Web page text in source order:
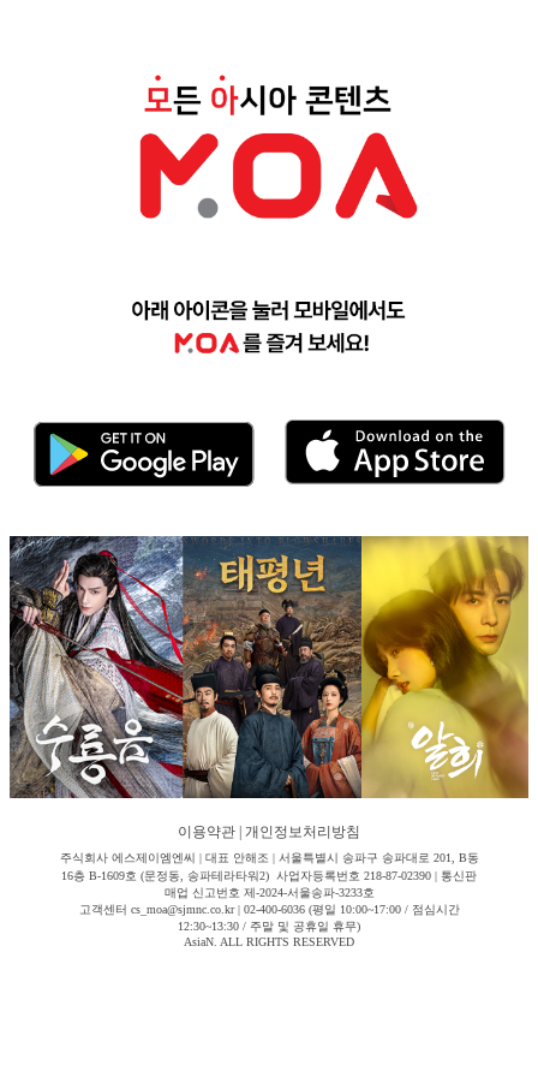
이용약관 개인정보처리방침
주식회사 에스제이엠엔씨 | 대표 안해조 | 서울특별시 송파구 송파대로 201, B동
16층 B-1609호 (문정동, 송파테라타워2) 사업자등록번호 218-87-02390 | 통신판
매업 신고번호 제-2024-서울송파-3233호
고객센터 cs_moa@sjmnc.co.kr | 02-400-6036 (평일 10:00~17:00 / 점심시간
12:30~13:30 / 주말 및 공휴일 휴무)
AsiaN. ALL RIGHTS RESERVED